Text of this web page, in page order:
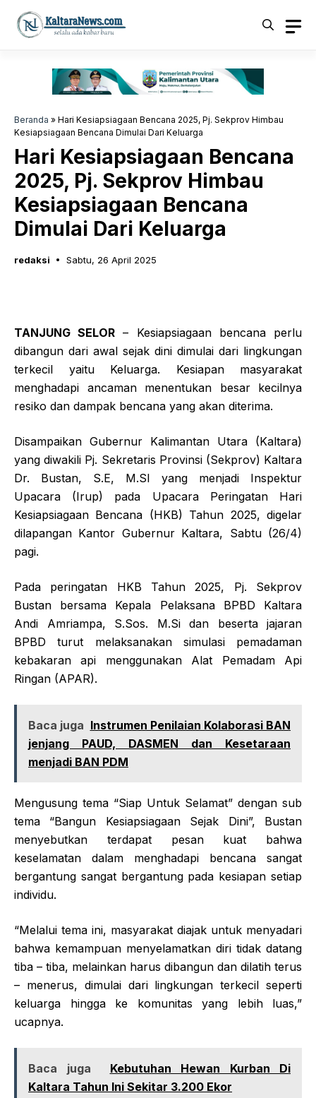
Langsung
Beranda » Hari Kesiapsiagaan Bencana 2025, Pj. Sekprov Himbau
Kesiapsiagaan Bencana Dimulai Dari Keluarga
Hari Kesiapsiagaan Bencana
2025, Pj. Sekprov Himbau
Kesiapsiagaan Bencana
Dimulai Dari Keluarga
redaksi Sabtu, 26 April 2025
TANJUNG SELOR – Kesiapsiagaan bencana perlu
dibangun dari awal sejak dini dimulai dari lingkungan
terkecil yaitu Keluarga. Kesiapan masyarakat
menghadapi ancaman menentukan besar kecilnya
resiko dan dampak bencana yang akan diterima.
Disampaikan Gubernur Kalimantan Utara (Kaltara)
yang diwakili Pj. Sekretaris Provinsi (Sekprov) Kaltara
Dr. Bustan, S.E, M.SI yang menjadi Inspektur
Upacara (Irup) pada Upacara Peringatan Hari
Kesiapsiagaan Bencana (HKB) Tahun 2025, digelar
dilapangan Kantor Gubernur Kaltara, Sabtu (26/4)
pagi.
Pada peringatan HKB Tahun 2025, Pj. Sekprov
Bustan bersama Kepala Pelaksana BPBD Kaltara
Andi Amriampa, S.Sos. M.Si dan beserta jajaran
BPBD turut melaksanakan simulasi pemadaman
kebakaran api menggunakan Alat Pemadam Api
Ringan (APAR).
Baca juga Instrumen Penilaian Kolaborasi BAN
jenjang PAUD, DASMEN dan Kesetaraan
menjadi BAN PDM
Mengusung tema “Siap Untuk Selamat” dengan sub
tema “Bangun Kesiapsiagaan Sejak Dini”, Bustan
menyebutkan terdapat pesan kuat bahwa
keselamatan dalam menghadapi bencana sangat
bergantung sangat bergantung pada kesiapan setiap
individu.
“Melalui tema ini, masyarakat diajak untuk menyadari
bahwa kemampuan menyelamatkan diri tidak datang
tiba – tiba, melainkan harus dibangun dan dilatih terus
– menerus, dimulai dari lingkungan terkecil seperti
keluarga hingga ke komunitas yang lebih luas,”
ucapnya.
Baca juga
Kebutuhan Hewan Kurban Di
Kaltara Tahun Ini Sekitar 3.200 Ekor